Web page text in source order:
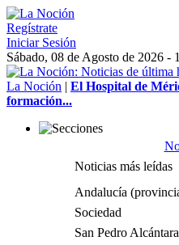
Regístrate
Iniciar Sesión
Sábado, 08 de Agosto de 2026 -
La Noción | El Hospital de
formación...
Noticias más leídas
Andalucía
Sociedad
San Pedro Alcántara